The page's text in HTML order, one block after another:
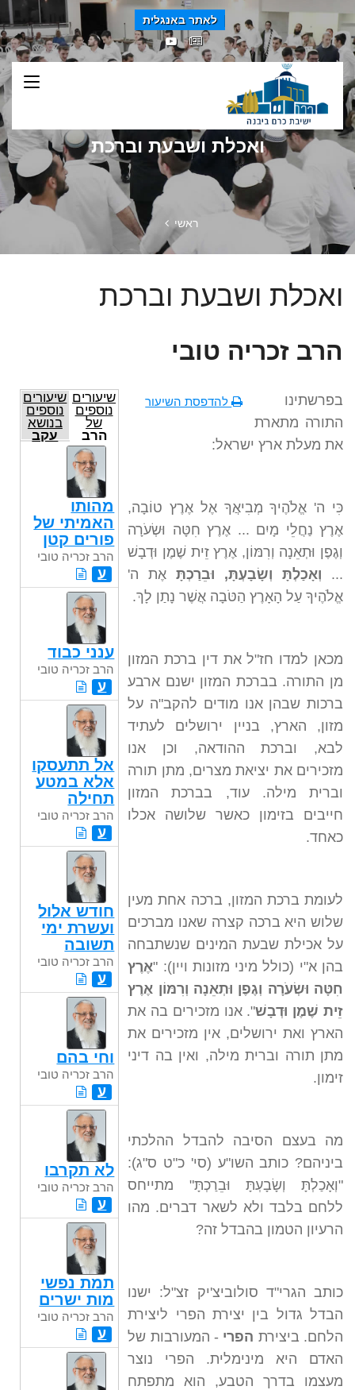
לאתר באנגלית
ואכלת ושבעת וברכת
ראשי
ואכלת ושבעת וברכת
הרב זכריה טובי
להדפסת השיעור
בפרשתינו
התורה מתארת
את מעלת ארץ ישראל:
כִּי ה' אֱלֹהֶיךָ מְבִיאֲךָ אֶל אֶרֶץ טוֹבָה,
אֶרֶץ נַחֲלֵי מָיִם ... אֶרֶץ חִטָּה וּשְׂעֹרָה
וְגֶפֶן וּתְאֵנָה וְרִמּוֹן, אֶרֶץ זֵית שֶׁמֶן וּדְבָשׁ
... וְאָכַלְתָּ וְשָׂבָעְתָּ, וּבֵרַכְתָּאֶת ה'
אֱלֹהֶיךָ עַל הָאָרֶץ הַטֹּבָה אֲשֶׁר נָתַן לָךְ.
מכאן למדו חז"ל את דין ברכת המזון
מן התורה. בברכת המזון ישנם ארבע
ברכות שבהן אנו מודים להקב"ה על
מזון, הארץ, בניין ירושלים לעתיד
לבא, וברכת ההודאה, וכן אנו
מזכירים את יציאת מצרים, מתן תורה
וברית מילה. עוד, בברכת המזון
חייבים בזימון כאשר שלושה אכלו
כאחד.
לעומת ברכת המזון, ברכה אחת מעין
שלוש היא ברכה קצרה שאנו מברכים
על אכילת שבעת המינים שנשתבחה
בהן א"י (כולל מיני מזונות ויין): "אֶרֶץ
חִטָּה וּשְׂעֹרָה וְגֶפֶן וּתְאֵנָה וְרִמּוֹן אֶרֶץ
זֵית שֶׁמֶן וּדְבָשׁ". אנו מזכירים בה את
הארץ ואת ירושלים, אין מזכירים את
מתן תורה וברית מילה, ואין בה דיני
זימון.
מה בעצם הסיבה להבדל ההלכתי
ביניהם? כותב השו"ע (סי' כ"ט ס"ג):
"וְאָכַלְתָּ וְשָׂבָעְתָּ וּבֵרַכְתָּ" מתייחס
ללחם בלבד ולא לשאר דברים. מהו
הרעיון הטמון בהבדל זה?
כותב הגרי"ד סולוביצ'יק זצ"ל: ישנו
הבדל גדול בין יצירת הפרי ליצירת
הלחם. ביצירת הפרי - המעורבות של
האדם היא מינימלית. הפרי נוצר
מעצמו בדרך הטבע, הוא מתפתח
שיעורים
נוספים
של
הרב
זכריה
טובי
שיעורים
נוספים
בנושא
עקב
מהותו
האמיתי של
פורים קטן
הרב זכריה טובי
ע
ענני כבוד
הרב זכריה טובי
ע
אל תתעסקו
אלא במטע
תחילה
הרב זכריה טובי
ע
חודש אלול
ועשרת ימי
תשובה
הרב זכריה טובי
ע
וחי בהם
הרב זכריה טובי
ע
לא תקרבו
הרב זכריה טובי
ע
תמת נפשי
מות ישרים
הרב זכריה טובי
ע